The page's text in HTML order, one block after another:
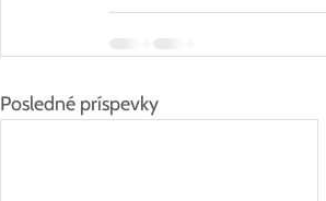
Posledné príspevky